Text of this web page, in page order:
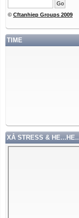
© Cftanhiep Groups 2009
TIME
XẢ STRESS &